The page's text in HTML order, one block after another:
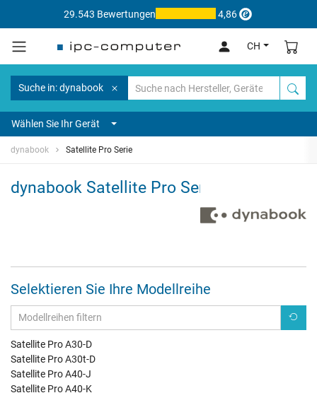
29.543 Bewertungen 4,86
CH
Suche in: dynabook
Wählen Sie Ihr Gerät
dynabook Satellite Pro Serie
dynabook Satellite Pro Serie
Selektieren Sie Ihre Modellreihe
Satellite Pro A30-D
Satellite Pro A30t-D
Satellite Pro A40-J
Satellite Pro A40-K